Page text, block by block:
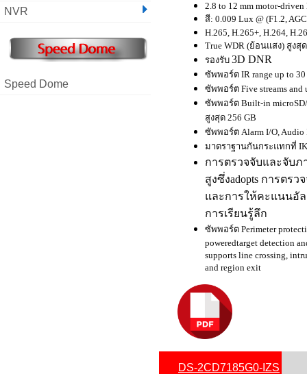
NVR
Speed Dome
2.8 to 12 mm motor-driven
สี: 0.009 Lux @ (F1.2,
H.265, H.265+, H.264,
True WDR (ย้อนแสง) สูงสุ
รองรับ 3D DNR
ซัพพอร์ต IR range up to 30
ซัพพอร์ต Five streams and
ซัพพอร์ต Built-in microSD/
สูงสุด 256 GB
ซัพพอร์ต Alarm I/O, Audio
มาตราฐานกันกระแทกที่
การตรวจจับและจับ
สูงซึ่งadopts การตร
และการให้คะแนนอั
การเรียนรู้ลึก
ซัพพอร์ต Perimeter
poweredtarget detection
supports line crossing,
and region exit
DS-2CD7185G0-IZS